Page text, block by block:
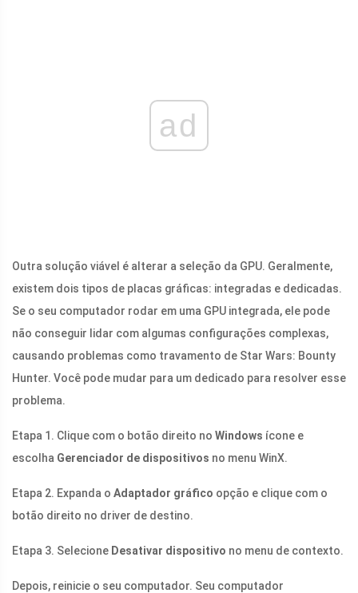
ad
Outra solução viável é alterar a seleção da GPU. Geralmente,
existem dois tipos de placas gráficas: integradas e dedicadas.
Se o seu computador rodar em uma GPU integrada, ele pode
não conseguir lidar com algumas configurações complexas,
causando problemas como travamento de Star Wars: Bounty
Hunter. Você pode mudar para um dedicado para resolver esse
problema.
Etapa 1. Clique com o botão direito no Windows ícone e
escolha Gerenciador de dispositivos no menu WinX.
Etapa 2. Expanda o Adaptador gráfico opção e clique com o
botão direito no driver de destino.
Etapa 3. Selecione Desativar dispositivo no menu de contexto.
Depois, reinicie o seu computador. Seu computador